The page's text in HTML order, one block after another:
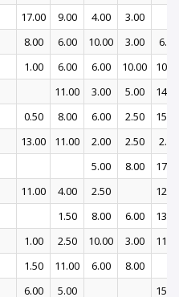
17.00 9.00 4.00
3.00
8.00 6.00 10.00 3.00
6.00
1.00 6.00 6.00 10.00
11.00 3.00 5.00
0.50 8.00 6.00 2.50
13.00 11.00 2.00 2.50
2.50
5.00 8.00
11.00 4.00 2.50
1.50 8.00 6.00
1.00 2.50 10.00 3.00
1.50 11.00 6.00
8.00
6.00 5.00